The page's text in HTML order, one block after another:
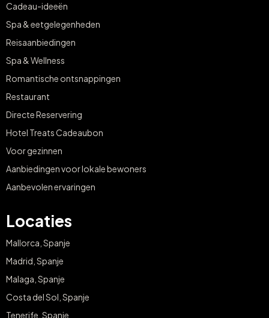
Cadeau-ideeën
Spa & eetgelegenheden
Reisaanbiedingen
Spa & Wellness
Romantische ontsnappingen
Restaurant
Directe Reservering
Hotel Treats Cadeaubon
Voor gezinnen
Aanbiedingen voor lokale bewoners
Aanbevolen ervaringen
Locaties
Mallorca, Spanje
Madrid, Spanje
Malaga, Spanje
Costa del Sol, Spanje
Tenerife, Spanje